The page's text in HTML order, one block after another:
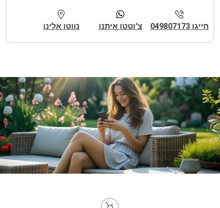
חייגו 049807173 צ'וטטו איתנו נווטו אלינו